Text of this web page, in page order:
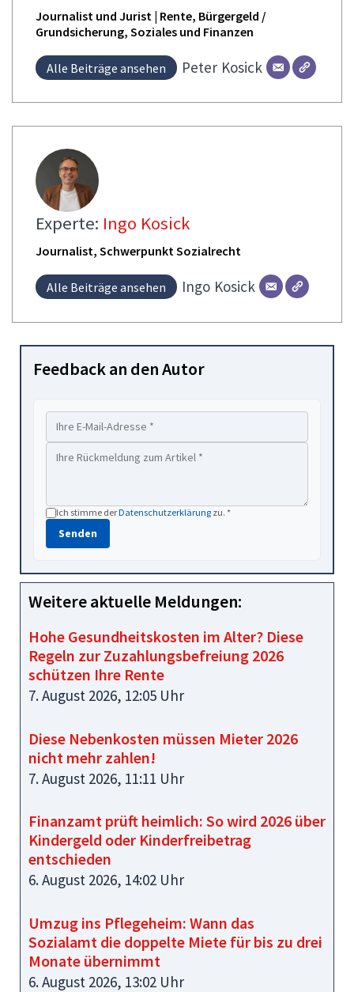
Journalist und Jurist | Rente, Bürgergeld /
Grundsicherung, Soziales und Finanzen
Alle Beiträge ansehen Peter Kosick
Experte: Ingo Kosick
Journalist, Schwerpunkt Sozialrecht
Alle Beiträge ansehen Ingo Kosick
Feedback an den Autor
Ich stimme derDatenschutzerklärung zu. *
Senden
Weitere aktuelle Meldungen:
Hohe Gesundheitskosten im Alter? Diese
Regeln zur Zuzahlungsbefreiung 2026
schützen Ihre Rente
7. August 2026, 12:05 Uhr
Diese Nebenkosten müssen Mieter 2026
nicht mehr zahlen!
7. August 2026, 11:11 Uhr
Finanzamt prüft heimlich: So wird 2026 über
Kindergeld oder Kinderfreibetrag
entschieden
6. August 2026, 14:02 Uhr
Umzug ins Pflegeheim: Wann das
Sozialamt die doppelte Miete für bis zu drei
Monate übernimmt
6. August 2026, 13:02 Uhr